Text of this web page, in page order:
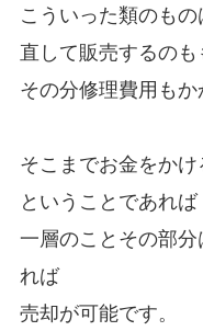
こういった類のもの
直して販売するのも
その分修理費用もか
そこまでお金をかけ
ということであれば
一層のことその部
れば
売却が可能です。